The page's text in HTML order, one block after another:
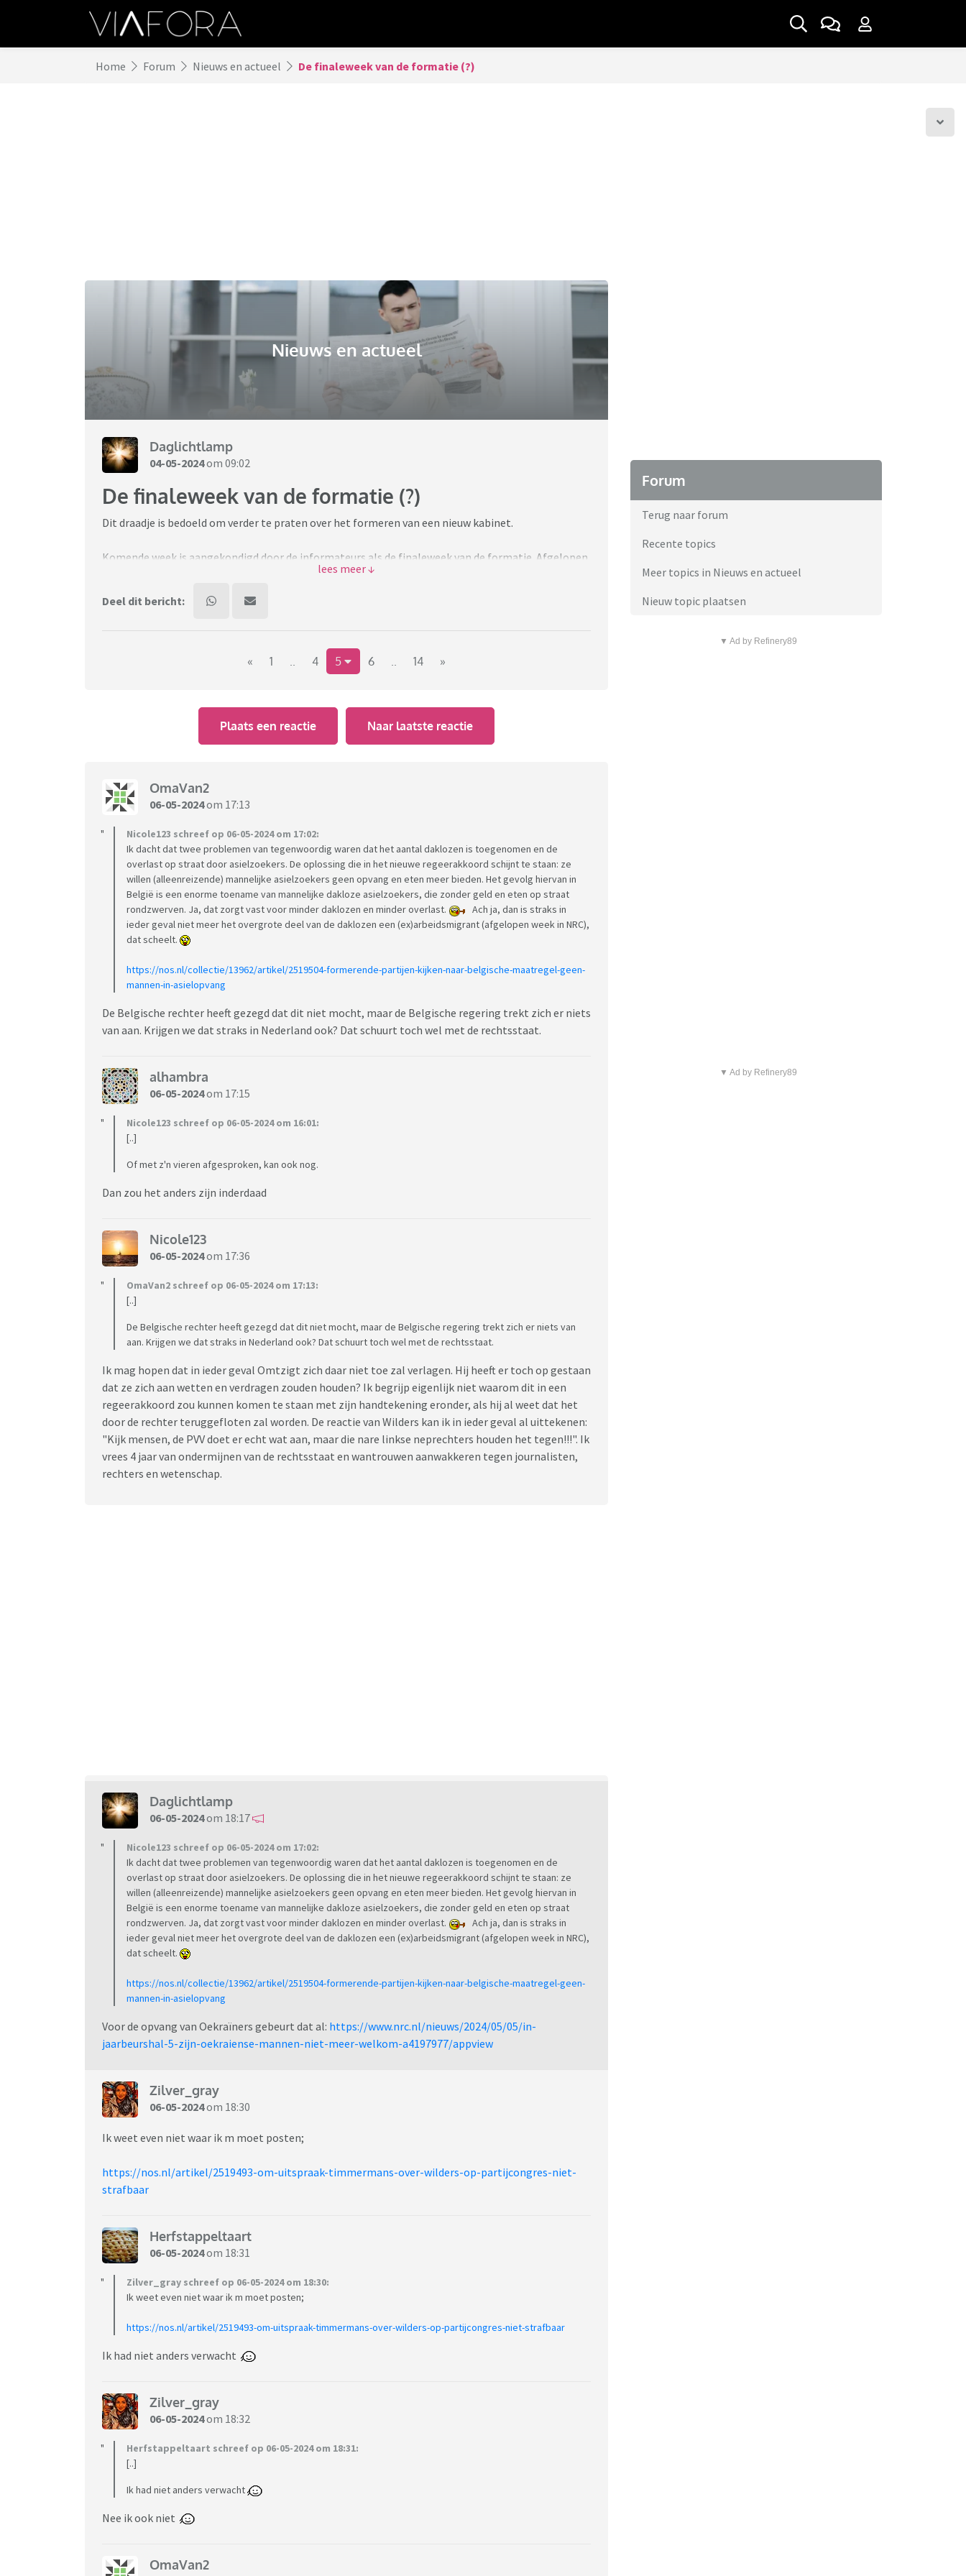
Home Forum Nieuws en actueel De finaleweek van de formatie (?)
Nieuws en actueel
Daglichtlamp
04-05-2024om 09:02
De finaleweek van de formatie (?)
Dit draadje is bedoeld om verder te praten over het formeren van een nieuw kabinet.
Komende week is aangekondigd door de informateurs als de finaleweek van de formatie. Afgelopen
vrijdag is de doorrekening van de plannen van de onderhandelende partijen door het CPB gereed
https://www.nrc.nl/nieuws/2024/05/02/cpb-kan-met-zn-doorrekeningen-de-formatie-maken-of-
zijn voor het opstellen van een eindrapport zal komende week het zware werk gedaan moeten
worden van het eindelijk doorhakken van knopen.
Deel dit bericht:
« 1 .. 4 5 6 .. 14 »
Plaats een reactie Naar laatste reactie
OmaVan2
06-05-2024om 17:13
Nicole123 schreef op 06-05-2024 om 17:02:
Ik dacht dat twee problemen van tegenwoordig waren dat het aantal daklozen is toegenomen en de
overlast op straat door asielzoekers. De oplossing die in het nieuwe regeerakkoord schijnt te staan: ze
willen (alleenreizende) mannelijke asielzoekers geen opvang en eten meer bieden. Het gevolg hiervan in
België is een enorme toename van mannelijke dakloze asielzoekers, die zonder geld en eten op straat
rondzwerven. Ja, dat zorgt vast voor minder daklozen en minder overlast.
Ach ja, dan is straks in
ieder geval niet meer het overgrote deel van de daklozen een (ex)arbeidsmigrant (afgelopen week in NRC),
dat scheelt.
https://nos.nl/collectie/13962/artikel/2519504-formerende-partijen-kijken-naar-belgische-maatregel-geen-
mannen-in-asielopvang
De Belgische rechter heeft gezegd dat dit niet mocht, maar de Belgische regering trekt zich er niets
van aan. Krijgen we dat straks in Nederland ook? Dat schuurt toch wel met de rechtsstaat.
alhambra
06-05-2024om 17:15
Nicole123 schreef op 06-05-2024 om 16:01:
[..]
Of met z'n vieren afgesproken, kan ook nog.
Dan zou het anders zijn inderdaad
Nicole123
06-05-2024om 17:36
OmaVan2 schreef op 06-05-2024 om 17:13:
[..]
De Belgische rechter heeft gezegd dat dit niet mocht, maar de Belgische regering trekt zich er niets van
aan. Krijgen we dat straks in Nederland ook? Dat schuurt toch wel met de rechtsstaat.
Ik mag hopen dat in ieder geval Omtzigt zich daar niet toe zal verlagen. Hij heeft er toch op gestaan
dat ze zich aan wetten en verdragen zouden houden? Ik begrijp eigenlijk niet waarom dit in een
regeerakkoord zou kunnen komen te staan met zijn handtekening eronder, als hij al weet dat het
door de rechter teruggefloten zal worden. De reactie van Wilders kan ik in ieder geval al uittekenen:
"Kijk mensen, de PVV doet er echt wat aan, maar die nare linkse neprechters houden het tegen!!!". Ik
vrees 4 jaar van ondermijnen van de rechtsstaat en wantrouwen aanwakkeren tegen journalisten,
rechters en wetenschap.
Daglichtlamp
06-05-2024om 18:17
Nicole123 schreef op 06-05-2024 om 17:02:
Ik dacht dat twee problemen van tegenwoordig waren dat het aantal daklozen is toegenomen en de
overlast op straat door asielzoekers. De oplossing die in het nieuwe regeerakkoord schijnt te staan: ze
willen (alleenreizende) mannelijke asielzoekers geen opvang en eten meer bieden. Het gevolg hiervan in
België is een enorme toename van mannelijke dakloze asielzoekers, die zonder geld en eten op straat
rondzwerven. Ja, dat zorgt vast voor minder daklozen en minder overlast.
Ach ja, dan is straks in
ieder geval niet meer het overgrote deel van de daklozen een (ex)arbeidsmigrant (afgelopen week in NRC),
dat scheelt.
https://nos.nl/collectie/13962/artikel/2519504-formerende-partijen-kijken-naar-belgische-maatregel-geen-
mannen-in-asielopvang
Voor de opvang van Oekraïners gebeurt dat al: https://www.nrc.nl/nieuws/2024/05/05/in-
jaarbeurshal-5-zijn-oekraiense-mannen-niet-meer-welkom-a4197977/appview
Zilver_gray
06-05-2024om 18:30
Ik weet even niet waar ik m moet posten;
https://nos.nl/artikel/2519493-om-uitspraak-timmermans-over-wilders-op-partijcongres-niet-
strafbaar
Herfstappeltaart
06-05-2024om 18:31
Zilver_gray schreef op 06-05-2024 om 18:30:
Ik weet even niet waar ik m moet posten;
https://nos.nl/artikel/2519493-om-uitspraak-timmermans-over-wilders-op-partijcongres-niet-strafbaar
Ik had niet anders verwacht
Zilver_gray
06-05-2024om 18:32
Herfstappeltaart schreef op 06-05-2024 om 18:31:
[..]
Ik had niet anders verwacht
Nee ik ook niet
OmaVan2
Forum
Terug naar forum
Recente topics
Meer topics in Nieuws en actueel
Nieuw topic plaatsen
▼ Ad by Refinery89
▼ Ad by Refinery89